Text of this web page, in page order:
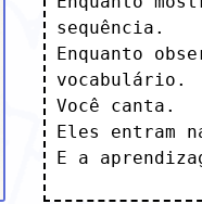
sequência.
Enquanto
vocabulário.
Você canta.
Eles entram
E a